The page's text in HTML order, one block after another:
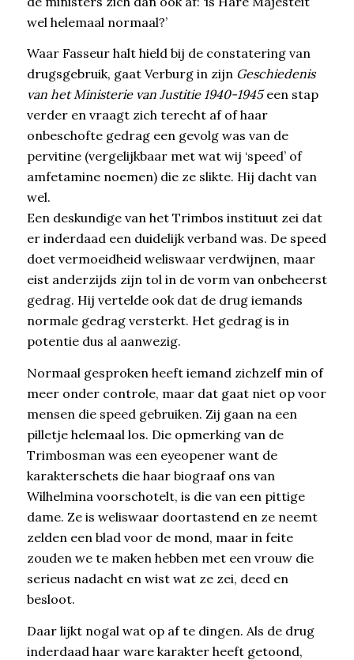
wel helemaal normaal?’
Waar Fasseur halt hield bij de constatering van
drugsgebruik, gaat Verburg in zijn Geschiedenis
van het Ministerie van Justitie 1940-1945een stap
verder en vraagt zich terecht af of haar
onbeschofte gedrag een gevolg was van de
pervitine (vergelijkbaar met wat wij ‘speed’ of
amfetamine noemen) die ze slikte. Hij dacht van
wel.
Een deskundige van het Trimbos instituut zei dat
er inderdaad een duidelijk verband was. De speed
doet vermoeidheid weliswaar verdwijnen, maar
eist anderzijds zijn tol in de vorm van onbeheerst
gedrag. Hij vertelde ook dat de drug iemands
normale gedrag versterkt. Het gedrag is in
potentie dus al aanwezig.
Normaal gesproken heeft iemand zichzelf min of
meer onder controle, maar dat gaat niet op voor
mensen die speed gebruiken. Zij gaan na een
pilletje helemaal los. Die opmerking van de
Trimbosman was een eyeopener want de
karakterschets die haar biograaf ons van
Wilhelmina voorschotelt, is die van een pittige
dame. Ze is weliswaar doortastend en ze neemt
zelden een blad voor de mond, maar in feite
zouden we te maken hebben met een vrouw die
serieus nadacht en wist wat ze zei, deed en
besloot.
Daar lijkt nogal wat op af te dingen. Als de drug
inderdaad haar ware karakter heeft getoond,